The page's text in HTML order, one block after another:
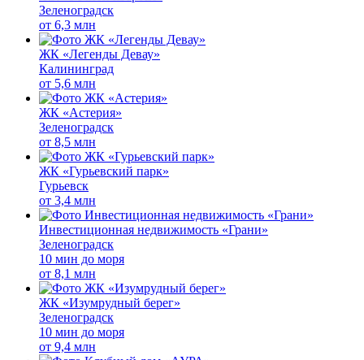
Зеленоградск
от 6,3 млн
ЖК «Легенды Девау»
Калининград
от 5,6 млн
ЖК «Астерия»
Зеленоградск
от 8,5 млн
ЖК «Гурьевский парк»
Гурьевск
от 3,4 млн
Инвестиционная недвижимость «Грани»
Зеленоградск
10 мин до моря
от 8,1 млн
ЖК «Изумрудный берег»
Зеленоградск
10 мин до моря
от 9,4 млн